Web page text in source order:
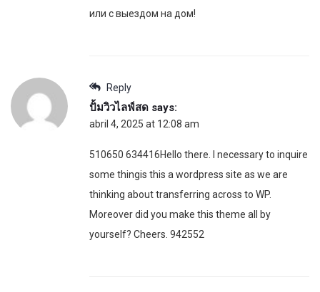
или с выездом на дом!
Reply
ปั้มวิวไลฟ์สด says:
abril 4, 2025 at 12:08 am
510650 634416Hello there. I necessary to inquire
some thingis this a wordpress site as we are
thinking about transferring across to WP.
Moreover did you make this theme all by
yourself? Cheers. 942552